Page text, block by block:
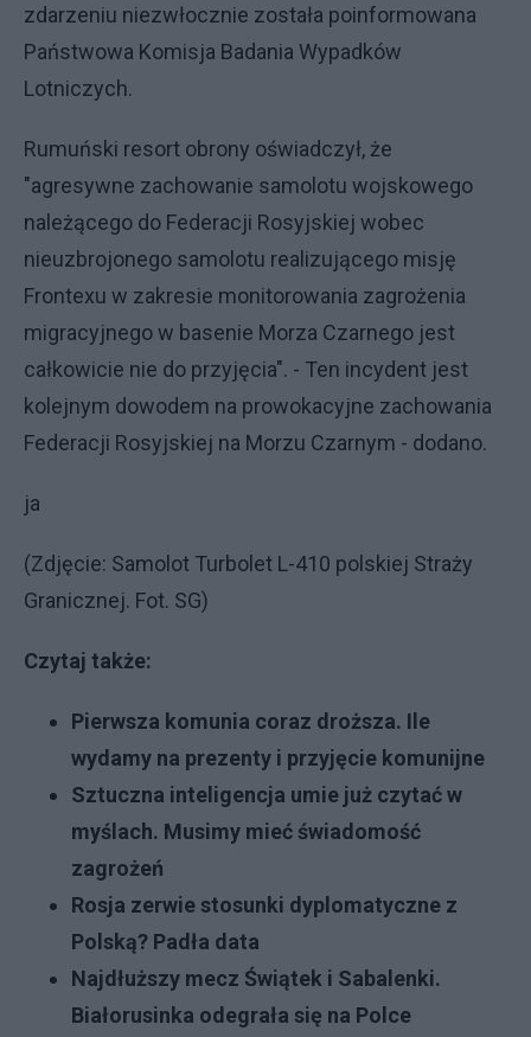
zdarzeniu niezwłocznie została poinformowana
Państwowa Komisja Badania Wypadków
Lotniczych.
Rumuński resort obrony oświadczył, że
"agresywne zachowanie samolotu wojskowego
należącego do Federacji Rosyjskiej wobec
nieuzbrojonego samolotu realizującego misję
Frontexu w zakresie monitorowania zagrożenia
migracyjnego w basenie Morza Czarnego jest
całkowicie nie do przyjęcia". - Ten incydent jest
kolejnym dowodem na prowokacyjne zachowania
Federacji Rosyjskiej na Morzu Czarnym - dodano.
ja
(Zdjęcie: Samolot Turbolet L-410 polskiej Straży
Granicznej. Fot. SG)
Czytaj także:
Pierwsza komunia coraz droższa. Ile
wydamy na prezenty i przyjęcie komunijne
Sztuczna inteligencja umie już czytać w
myślach. Musimy mieć świadomość
zagrożeń
Rosja zerwie stosunki dyplomatyczne z
Polską? Padła data
Najdłuższy mecz Świątek i Sabalenki.
Białorusinka odegrała się na Polce